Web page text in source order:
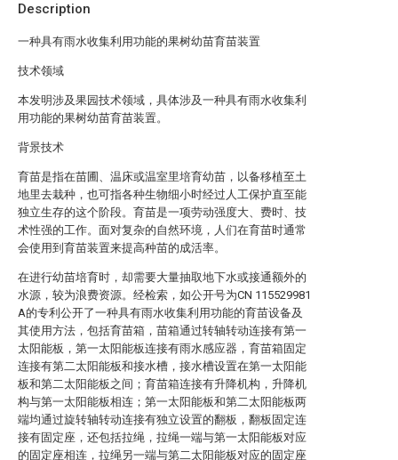
Description
一种具有雨水收集利用功能的果树幼苗育苗装置
技术领域
本发明涉及果园技术领域，具体涉及一种具有雨水收集利
用功能的果树幼苗育苗装置。
背景技术
育苗是指在苗圃、温床或温室里培育幼苗，以备移植至土
地里去栽种，也可指各种生物细小时经过人工保护直至能
独立生存的这个阶段。育苗是一项劳动强度大、费时、技
术性强的工作。面对复杂的自然环境，人们在育苗时通常
会使用到育苗装置来提高种苗的成活率。
在进行幼苗培育时，却需要大量抽取地下水或接通额外的
水源，较为浪费资源。经检索，如公开号为CN 115529981
A的专利公开了一种具有雨水收集利用功能的育苗设备及
其使用方法，包括育苗箱，苗箱通过转轴转动连接有第一
太阳能板，第一太阳能板连接有雨水感应器，育苗箱固定
连接有第二太阳能板和接水槽，接水槽设置在第一太阳能
板和第二太阳能板之间；育苗箱连接有升降机构，升降机
构与第一太阳能板相连；第一太阳能板和第二太阳能板两
端均通过旋转轴转动连接有独立设置的翻板，翻板固定连
接有固定座，还包括拉绳，拉绳一端与第一太阳能板对应
的固定座相连，拉绳另一端与第二太阳能板对应的固定座